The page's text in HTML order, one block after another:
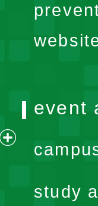
expand
menu
event
study